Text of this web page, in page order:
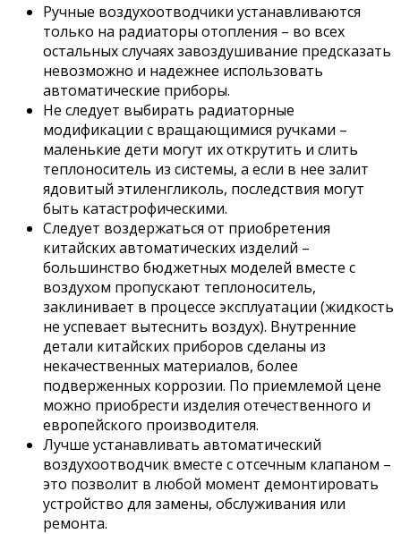
Ручные воздухоотводчики устанавливаются
только на радиаторы отопления – во всех
остальных случаях завоздушивание предсказать
невозможно и надежнее использовать
автоматические приборы.
Не следует выбирать радиаторные
модификации с вращающимися ручками –
маленькие дети могут их открутить и слить
теплоноситель из системы, а если в нее залит
ядовитый этиленгликоль, последствия могут
быть катастрофическими.
Следует воздержаться от приобретения
китайских автоматических изделий –
большинство бюджетных моделей вместе с
воздухом пропускают теплоноситель,
заклинивает в процессе эксплуатации (жидкость
не успевает вытеснить воздух). Внутренние
детали китайских приборов сделаны из
некачественных материалов, более
подверженных коррозии. По приемлемой цене
можно приобрести изделия отечественного и
европейского производителя.
Лучше устанавливать автоматический
воздухоотводчик вместе с отсечным клапаном –
это позволит в любой момент демонтировать
устройство для замены, обслуживания или
ремонта.